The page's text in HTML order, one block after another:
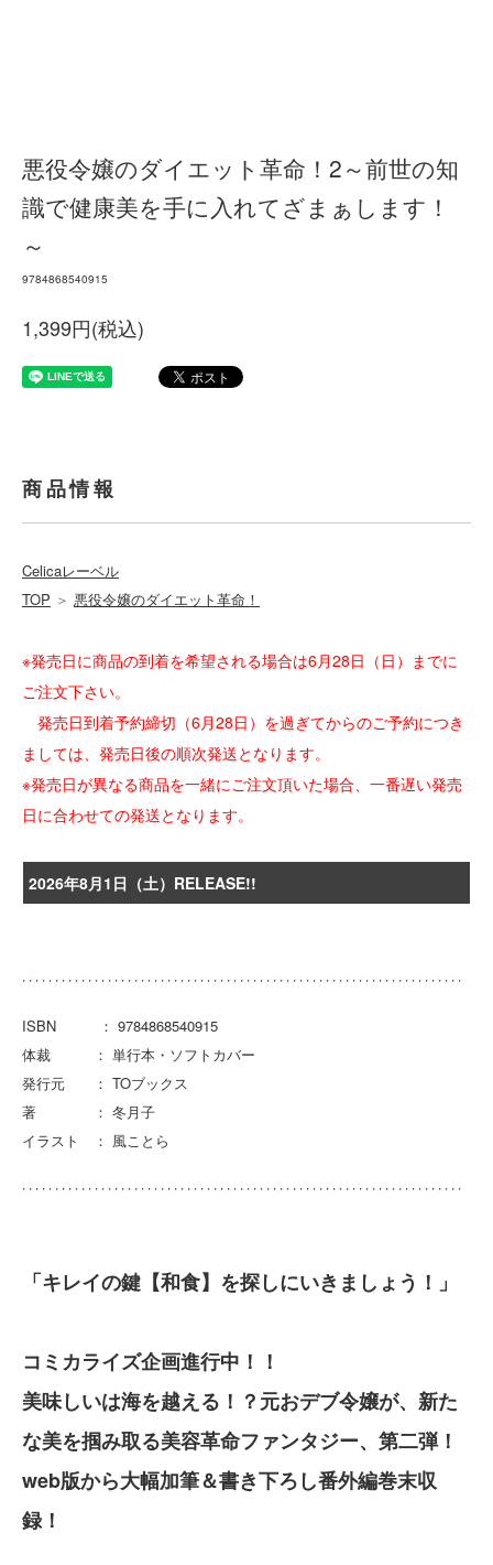
悪役令嬢のダイエット革命！2～前世の知
識で健康美を手に入れてざまぁします！
～
9784868540915
1,399円(税込)
商品情報
Celicaレーベル
TOP ＞ 悪役令嬢のダイエット革命！
※発売日に商品の到着を希望される場合は6月28日（日）までに
ご注文下さい。
発売日到着予約締切（6月28日）を過ぎてからのご予約につき
ましては、発売日後の順次発送となります。
※発売日が異なる商品を一緒にご注文頂いた場合、一番遅い発売
日に合わせての発送となります。
2026年8月1日（土）RELEASE!!
ISBN ： 9784868540915
体裁 ： 単行本・ソフトカバー
発行元 ： TOブックス
著 ： 冬月子
イラスト ： 風ことら
「キレイの鍵【和食】を探しにいきましょう！」
コミカライズ企画進行中！！
美味しいは海を越える！？元おデブ令嬢が、新た
な美を掴み取る美容革命ファンタジー、第二弾！
web版から大幅加筆＆書き下ろし番外編巻末収
録！